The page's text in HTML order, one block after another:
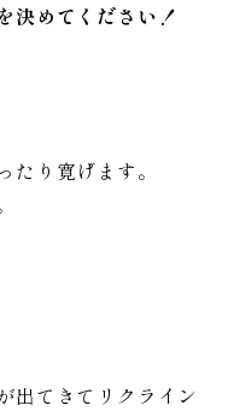
決めてください！
り寛げます。
出てきてリクライン